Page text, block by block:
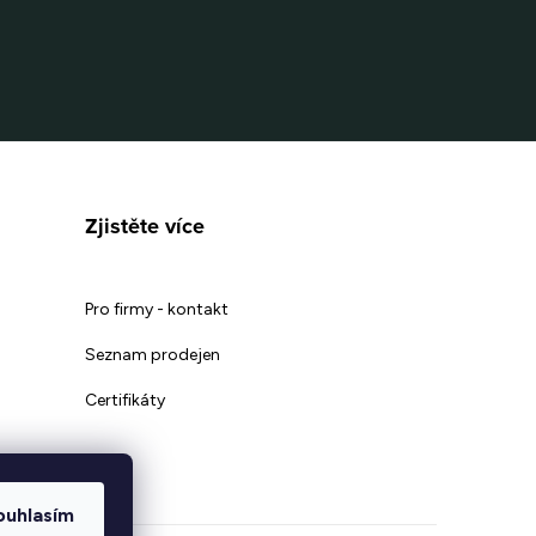
Zjistěte více
Pro firmy - kontakt
Seznam prodejen
Certifikáty